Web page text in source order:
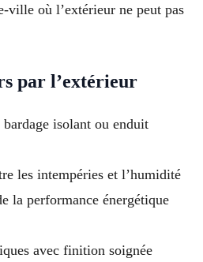
ville où l’extérieur ne peut pas
par l’extérieur
isolant ou enduit
les intempéries et l’humidité
la performance énergétique
avec finition soignée